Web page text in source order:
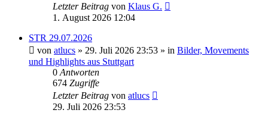
Letzter Beitrag von Klaus G.
1. August 2026 12:04
STR 29.07.2026
von atlucs » 29. Juli 2026 23:53 » in Bilder, Movements
und Highlights aus Stuttgart
0 Antworten
674 Zugriffe
Letzter Beitrag von atlucs
29. Juli 2026 23:53